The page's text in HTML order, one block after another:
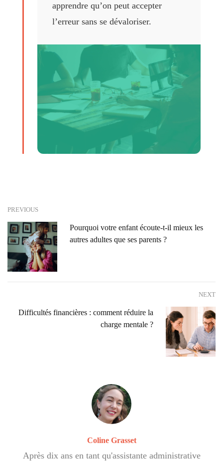
apprendre qu’on peut accepter
l’erreur sans se dévaloriser.
PREVIOUS
Pourquoi votre enfant écoute-t-il mieux les
autres adultes que ses parents ?
NEXT
Difficultés financières : comment réduire la
charge mentale ?
Coline Grasset
Après dix ans en tant qu'assistante administrative